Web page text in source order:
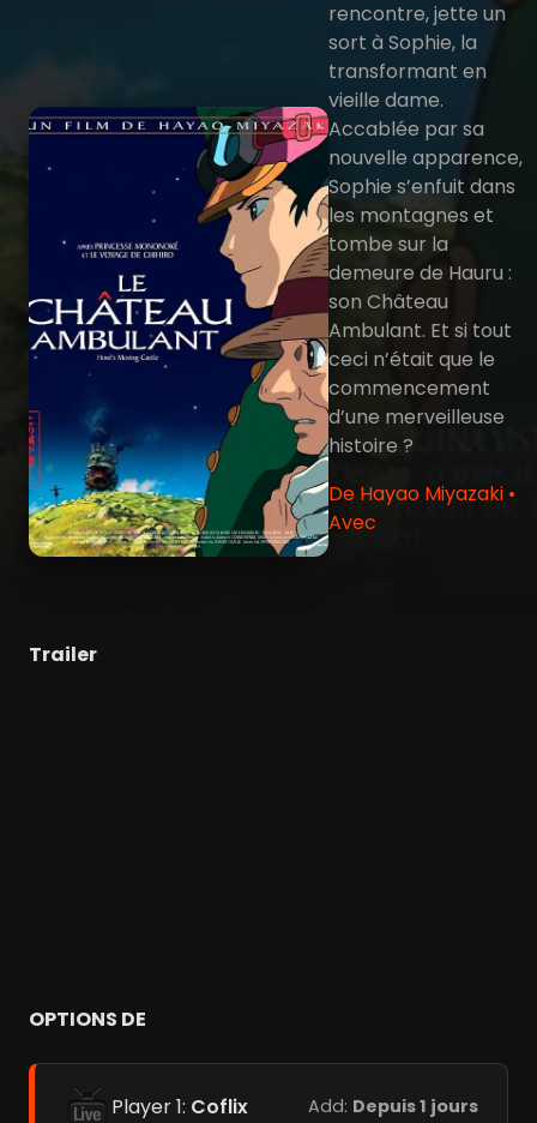
rencontre, jette un
sort à Sophie, la
transformant en
vieille dame.
Accablée par sa
nouvelle apparence,
Sophie s’enfuit dans
les montagnes et
tombe sur la
demeure de Hauru :
son Château
Ambulant. Et si tout
ceci n’était que le
commencement
d’une merveilleuse
histoire ?
De Hayao Miyazaki •
Avec
Trailer
OPTIONS DE
Player 1: Coflix Add: Depuis 1 jours